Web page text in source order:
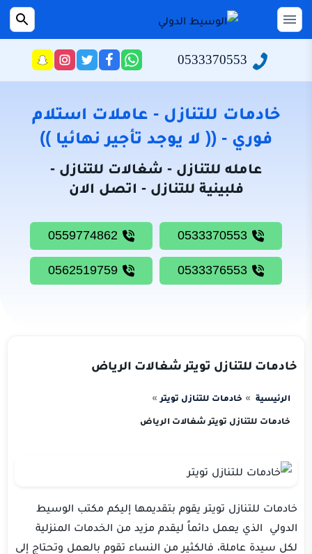
التجاوز
إلى
القائمة
الرئيسية
سياسة
الخصوصية
نحن
للتنازل
شغالات
للتنازل
بحث
0533370553
راسلنا
عبر
تابعنا
على
فيسبوك
تابعنا
على
تويتر
تابعنا
على
انستجرام
خادمات للتنازل - عاملات استلام
فوري - (( لا يوجد تأجير نهائيا ))
عامله للتنازل - شغالات للتنازل -
فلبينية للتنازل - اتصل الان
خادمات للتنازل تويتر شغالات الرياض
الرئيسية خادمات للتنازل تويتر
خادمات للتنازل تويتر شغالات الرياض
خادمات للتنازل تويتر يقوم بتقديمها إليكم مكتب الوسيط
الدولي الذي يعمل دائماً ليقدم مزيد من الخدمات المنزلية
لكل سيدة عاملة، فالكثير من النساء تقوم بالعمل وتحتاج إلى